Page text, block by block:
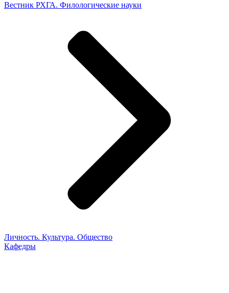
Вестник РХГА. Филологические науки
Личность. Культура. Общество
Кафедры